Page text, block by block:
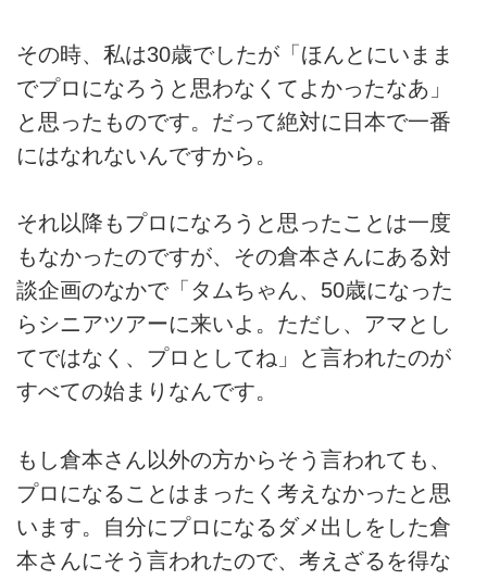
その時、私は30歳でしたが「ほんとにいまま
でプロになろうと思わなくてよかったなあ」
と思ったものです。だって絶対に日本で一番
にはなれないんですから。
それ以降もプロになろうと思ったことは一度
もなかったのですが、その倉本さんにある対
談企画のなかで「タムちゃん、50歳になった
らシニアツアーに来いよ。ただし、アマとし
てではなく、プロとしてね」と言われたのが
すべての始まりなんです。
もし倉本さん以外の方からそう言われても、
プロになることはまったく考えなかったと思
います。自分にプロになるダメ出しをした倉
本さんにそう言われたので、考えざるを得な